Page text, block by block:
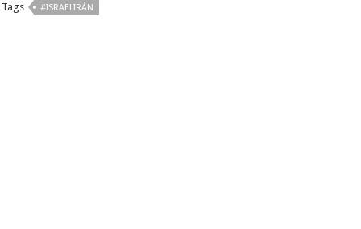
Tags #ISRAELIRÁN